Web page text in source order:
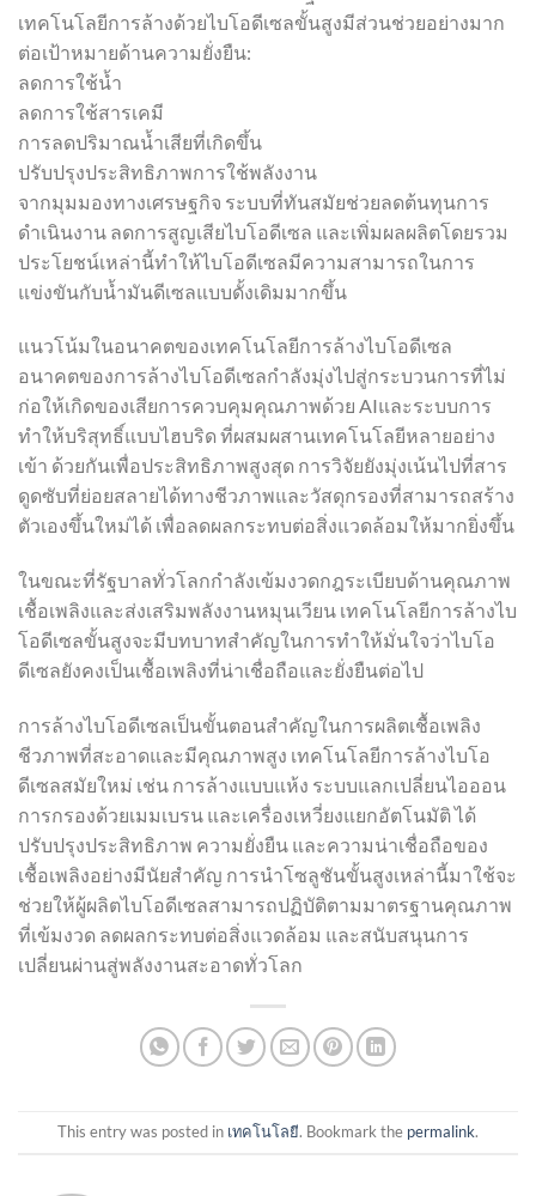
เทคโนโลยีการล้างด้วยไบโอดีเซลขั้นสูงมีส่วนช่วยอย่างมาก
ต่อเป้าหมายด้านความยั่งยืน:
ลดการใช้น้ำ
ลดการใช้สารเคมี
การลดปริมาณน้ำเสียที่เกิดขึ้น
ปรับปรุงประสิทธิภาพการใช้พลังงาน
จากมุมมองทางเศรษฐกิจ ระบบที่ทันสมัยช่วยลดต้นทุนการ
ดำเนินงาน ลดการสูญเสียไบโอดีเซล และเพิ่มผลผลิตโดยรวม
ประโยชน์เหล่านี้ทำให้ไบโอดีเซลมีความสามารถในการ
แข่งขันกับน้ำมันดีเซลแบบดั้งเดิมมากขึ้น
แนวโน้มในอนาคตของเทคโนโลยีการล้างไบโอดีเซล
อนาคตของการล้างไบโอดีเซลกำลังมุ่งไปสู่กระบวนการที่ไม่
ก่อให้เกิดของเสียการควบคุมคุณภาพด้วย AIและระบบการ
ทำให้บริสุทธิ์แบบไฮบริด ที่ผสมผสานเทคโนโลยีหลายอย่าง
เข้า ด้วยกันเพื่อประสิทธิภาพสูงสุด การวิจัยยังมุ่งเน้นไปที่สาร
ดูดซับที่ย่อยสลายได้ทางชีวภาพและวัสดุกรองที่สามารถสร้าง
ตัวเองขึ้นใหม่ได้ เพื่อลดผลกระทบต่อสิ่งแวดล้อมให้มากยิ่งขึ้น
ในขณะที่รัฐบาลทั่วโลกกำลังเข้มงวดกฎระเบียบด้านคุณภาพ
เชื้อเพลิงและส่งเสริมพลังงานหมุนเวียน เทคโนโลยีการล้างไบ
โอดีเซลขั้นสูงจะมีบทบาทสำคัญในการทำให้มั่นใจว่าไบโอ
ดีเซลยังคงเป็นเชื้อเพลิงที่น่าเชื่อถือและยั่งยืนต่อไป
การล้างไบโอดีเซลเป็นขั้นตอนสำคัญในการผลิตเชื้อเพลิง
ชีวภาพที่สะอาดและมีคุณภาพสูง เทคโนโลยีการล้างไบโอ
ดีเซลสมัยใหม่ เช่น การล้างแบบแห้ง ระบบแลกเปลี่ยนไอออน
การกรองด้วยเมมเบรน และเครื่องเหวี่ยงแยกอัตโนมัติ ได้
ปรับปรุงประสิทธิภาพ ความยั่งยืน และความน่าเชื่อถือของ
เชื้อเพลิงอย่างมีนัยสำคัญ การนำโซลูชันขั้นสูงเหล่านี้มาใช้จะ
ช่วยให้ผู้ผลิตไบโอดีเซลสามารถปฏิบัติตามมาตรฐานคุณภาพ
ที่เข้มงวด ลดผลกระทบต่อสิ่งแวดล้อม และสนับสนุนการ
เปลี่ยนผ่านสู่พลังงานสะอาดทั่วโลก
This entry was posted in เทคโนโลยี. Bookmark the permalink.